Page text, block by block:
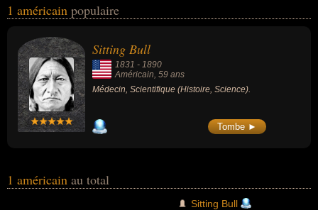
variés dans les domaines de l'histoire ou de la science. Ces
1 américain populaire
Sitting Bull
1831 - 1890
Américain, 59 ans
Médecin, Scientifique (Histoire, Science).
Tombe ►
1 américain au total
Sitting Bull